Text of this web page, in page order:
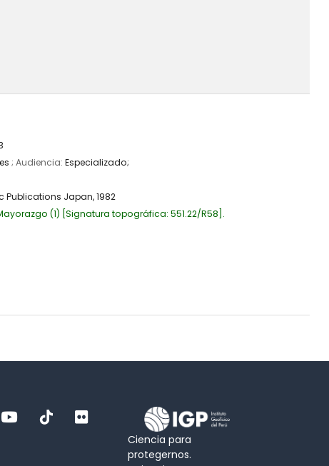
; Audiencia: Especializado;
Publications Japan,1982
(1) Signatura topográfica: 551.22/R58 .
Ciencia para
protegernos.